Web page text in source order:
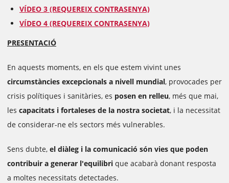
VÍDEO 3 (REQUEREIX CONTRASENYA)
VÍDEO 4 (REQUEREIX CONTRASENYA)
PRESENTACIÓ
En aquests moments, en els que estem vivint unes
circumstàncies excepcionals a nivell mundial, provocades per
crisis polítiques i sanitàries, es posen en relleu, més que mai,
les capacitats i fortaleses de la nostra societat, i la necessitat
de considerar-ne els sectors més vulnerables.
Sens dubte, el diàleg i la comunicació són vies que poden
contribuir a generar l'equilibri que acabarà donant resposta
a moltes necessitats detectades.